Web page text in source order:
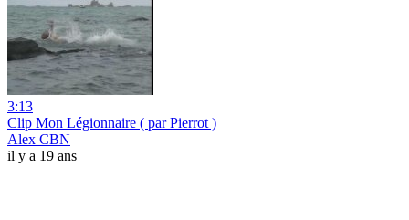
3:13
Clip Mon Légionnaire ( par Pierrot )
Alex CBN
il y a 19 ans